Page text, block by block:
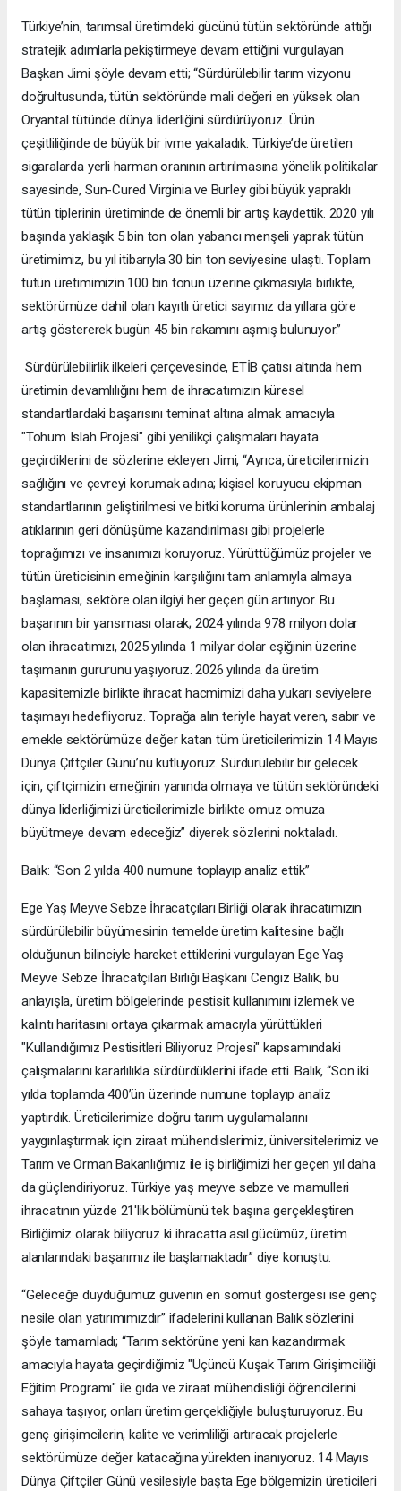
Türkiye’nin, tarımsal üretimdeki gücünü tütün sektöründe attığı
stratejik adımlarla pekiştirmeye devam ettiğini vurgulayan
Başkan Jimi şöyle devam etti; “Sürdürülebilir tarım vizyonu
doğrultusunda, tütün sektöründe mali değeri en yüksek olan
Oryantal tütünde dünya liderliğini sürdürüyoruz. Ürün
çeşitliliğinde de büyük bir ivme yakaladık. Türkiye’de üretilen
sigaralarda yerli harman oranının artırılmasına yönelik politikalar
sayesinde, Sun-Cured Virginia ve Burley gibi büyük yapraklı
tütün tiplerinin üretiminde de önemli bir artış kaydettik. 2020 yılı
başında yaklaşık 5 bin ton olan yabancı menşeli yaprak tütün
üretimimiz, bu yıl itibarıyla 30 bin ton seviyesine ulaştı. Toplam
tütün üretimimizin 100 bin tonun üzerine çıkmasıyla birlikte,
sektörümüze dahil olan kayıtlı üretici sayımız da yıllara göre
artış göstererek bugün 45 bin rakamını aşmış bulunuyor.”
Sürdürülebilirlik ilkeleri çerçevesinde, ETİB çatısı altında hem
üretimin devamlılığını hem de ihracatımızın küresel
standartlardaki başarısını teminat altına almak amacıyla
"Tohum Islah Projesi" gibi yenilikçi çalışmaları hayata
geçirdiklerini de sözlerine ekleyen Jimi, “Ayrıca, üreticilerimizin
sağlığını ve çevreyi korumak adına; kişisel koruyucu ekipman
standartlarının geliştirilmesi ve bitki koruma ürünlerinin ambalaj
atıklarının geri dönüşüme kazandırılması gibi projelerle
toprağımızı ve insanımızı koruyoruz. Yürüttüğümüz projeler ve
tütün üreticisinin emeğinin karşılığını tam anlamıyla almaya
başlaması, sektöre olan ilgiyi her geçen gün artırıyor. Bu
başarının bir yansıması olarak; 2024 yılında 978 milyon dolar
olan ihracatımızı, 2025 yılında 1 milyar dolar eşiğinin üzerine
taşımanın gururunu yaşıyoruz. 2026 yılında da üretim
kapasitemizle birlikte ihracat hacmimizi daha yukarı seviyelere
taşımayı hedefliyoruz. Toprağa alın teriyle hayat veren, sabır ve
emekle sektörümüze değer katan tüm üreticilerimizin 14 Mayıs
Dünya Çiftçiler Günü’nü kutluyoruz. Sürdürülebilir bir gelecek
için, çiftçimizin emeğinin yanında olmaya ve tütün sektöründeki
dünya liderliğimizi üreticilerimizle birlikte omuz omuza
büyütmeye devam edeceğiz” diyerek sözlerini noktaladı.
Balık: “Son 2 yılda 400 numune toplayıp analiz ettik”
Ege Yaş Meyve Sebze İhracatçıları Birliği olarak ihracatımızın
sürdürülebilir büyümesinin temelde üretim kalitesine bağlı
olduğunun bilinciyle hareket ettiklerini vurgulayan Ege Yaş
Meyve Sebze İhracatçıları Birliği Başkanı Cengiz Balık, bu
anlayışla, üretim bölgelerinde pestisit kullanımını izlemek ve
kalıntı haritasını ortaya çıkarmak amacıyla yürüttükleri
"Kullandığımız Pestisitleri Biliyoruz Projesi" kapsamındaki
çalışmalarını kararlılıkla sürdürdüklerini ifade etti. Balık, “Son iki
yılda toplamda 400’ün üzerinde numune toplayıp analiz
yaptırdık. Üreticilerimize doğru tarım uygulamalarını
yaygınlaştırmak için ziraat mühendislerimiz, üniversitelerimiz ve
Tarım ve Orman Bakanlığımız ile iş birliğimizi her geçen yıl daha
da güçlendiriyoruz. Türkiye yaş meyve sebze ve mamulleri
ihracatının yüzde 21'lik bölümünü tek başına gerçekleştiren
Birliğimiz olarak biliyoruz ki ihracatta asıl gücümüz, üretim
alanlarındaki başarımız ile başlamaktadır” diye konuştu.
“Geleceğe duyduğumuz güvenin en somut göstergesi ise genç
nesile olan yatırımımızdır” ifadelerini kullanan Balık sözlerini
şöyle tamamladı; “Tarım sektörüne yeni kan kazandırmak
amacıyla hayata geçirdiğimiz "Üçüncü Kuşak Tarım Girişimciliği
Eğitim Programı" ile gıda ve ziraat mühendisliği öğrencilerini
sahaya taşıyor, onları üretim gerçekliğiyle buluşturuyoruz. Bu
genç girişimcilerin, kalite ve verimliliği artıracak projelerle
sektörümüze değer katacağına yürekten inanıyoruz. 14 Mayıs
Dünya Çiftçiler Günü vesilesiyle başta Ege bölgemizin üreticileri